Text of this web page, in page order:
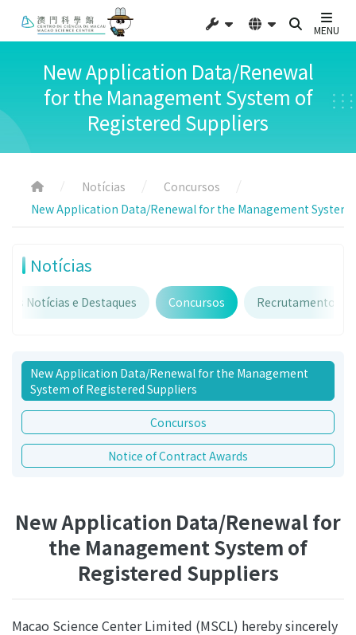
MENU
New Application Data/Renewal
for the Management System of
Registered Suppliers
Notícias
Concursos
New Application Data/Renewal for the Management System
Notícias
Notícias e Destaques Concursos Recrutamento
New Application Data/Renewal for the Management
System of Registered Suppliers
Concursos
Notice of Contract Awards
New Application Data/Renewal for
the Management System of
Registered Suppliers
Macao Science Center Limited (MSCL) hereby sincerely